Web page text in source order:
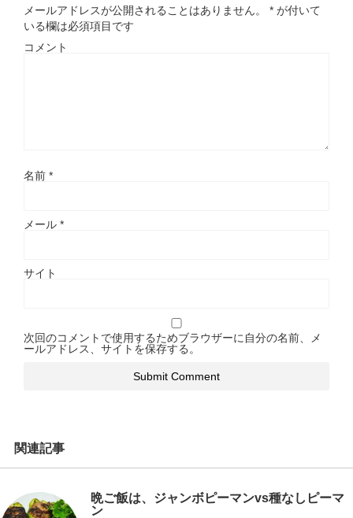
メールアドレスが公開されることはありません。 * が付いて
いる欄は必須項目です
コメント
名前 *
メール *
サイト
次回のコメントで使用するためブラウザーに自分の名前、メ
ールアドレス、サイトを保存する。
関連記事
晩ご飯は、ジャンボピーマンvs種なしピーマ
ン